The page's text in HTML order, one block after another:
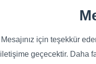
Mesajınız için teşekkür
iletişime geçecektir. Daha